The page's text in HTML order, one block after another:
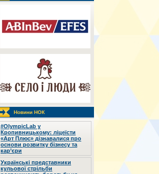
Новини НОК
#OlympicLab у
Кропивницькому: ліцеїсти
«Арт Плюс» дізнавалися про
основи розвитку бізнесу та
кар’єри
Українські представники
кульової стрільби